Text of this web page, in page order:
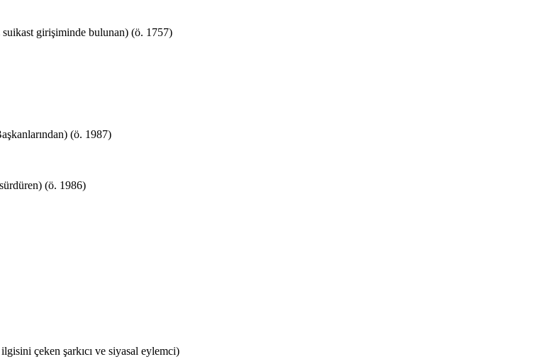
suikast girişiminde bulunan) (ö. 1757)
(ö. 1987)
(ö. 1986)
çeken şarkıcı ve siyasal eylemci)